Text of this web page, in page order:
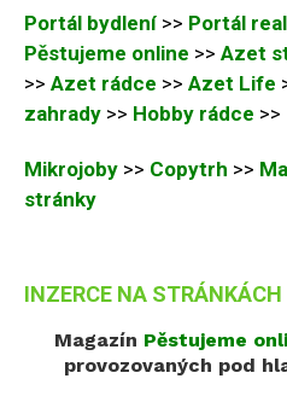
Portál bydlení >> Portál
Pěstujeme online >> Azet
>> Azet rádce >> Azet Life
zahrady >> Hobby rádce >>
Mikrojoby >> Copytrh >>
stránky
INZERCE NA STRÁNKÁCH
Magazín Pěstujeme
provozovaných pod